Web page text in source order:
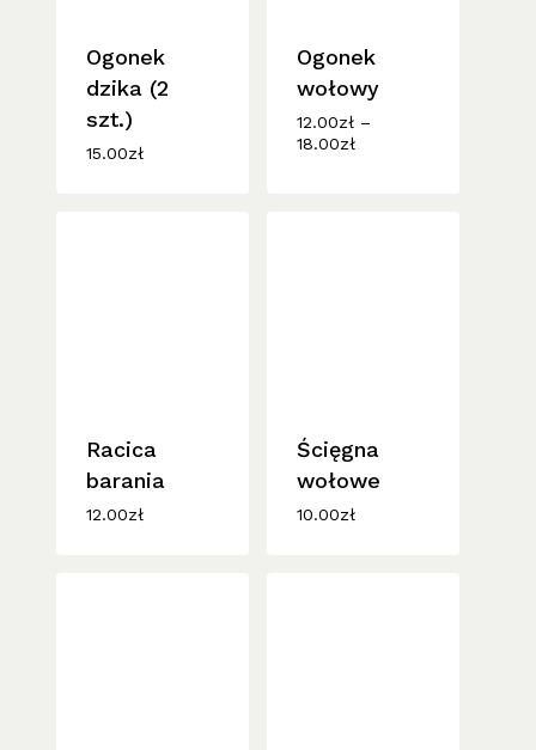
Ogonek
dzika (2
szt.)
15.00zł
Ogonek
wołowy
12.00zł –
18.00złZakres
Racica
barania
12.00zł
Ścięgna
wołowe
10.00zł